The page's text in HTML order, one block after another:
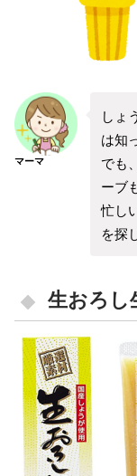
マーマ
しょ
は知
でも
ーブ
忙し
を探
生おろし